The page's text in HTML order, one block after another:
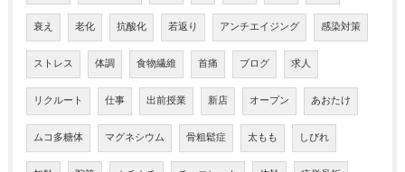
衰え 老化 抗酸化 若返り アンチエイジング 感染対策
ストレス 体調 食物繊維 首痛 ブログ 求人
リクルート 仕事 出前授業 新店 オープン あおたけ
ムコ多糖体 マグネシウム 骨粗鬆症 太もも しびれ